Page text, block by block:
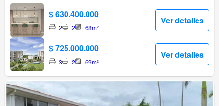
$ 630.400.000
2 2 68m²
Ver detalles
$ 725.000.000
3 2 69m²
Ver detalles